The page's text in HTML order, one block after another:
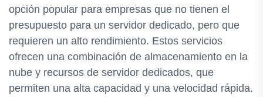
opción popular para empresas que no tienen el
presupuesto para un servidor dedicado, pero que
requieren un alto rendimiento. Estos servicios
ofrecen una combinación de almacenamiento en la
nube y recursos de servidor dedicados, que
permiten una alta capacidad y una velocidad rápida.